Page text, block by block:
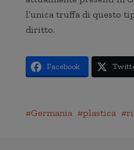
l’unica truffa di questo
diritto.
Facebook
Germania plastica